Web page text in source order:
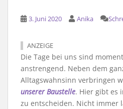
3. Juni 2020 Anika
ANZEIGE
Die Tage bei uns sind
anstrengend. Neben dem
Alltagswahnsinn verbringen
unserer Baustelle. Hier gibt es
zu entscheiden. Nicht immer